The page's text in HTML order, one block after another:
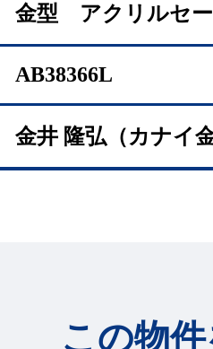
金型 アクリルセ
AB38366L
金井 隆弘（カナイ
この物